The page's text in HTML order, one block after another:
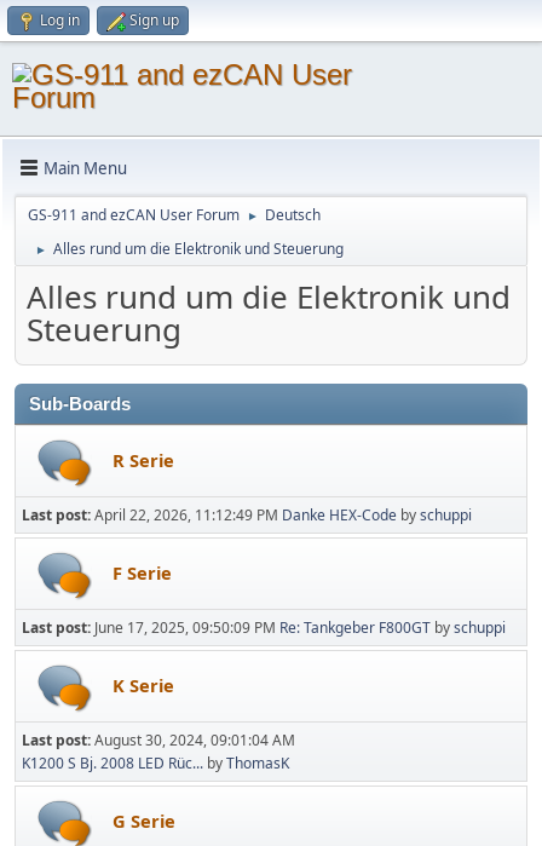
Log in Sign up
Main Menu
GS-911 and ezCAN User Forum ► Deutsch
► Alles rund um die Elektronik und Steuerung
Alles rund um die Elektronik und
Steuerung
Sub-Boards
R Serie
Last post:April 22, 2026, 11:12:49 PM Danke HEX-Code byschuppi
F Serie
Last post: June 17, 2025, 09:50:09 PM Re: Tankgeber F800GT byschuppi
K Serie
Last post:August 30, 2024, 09:01:04 AM
K1200 S Bj. 2008 LED Rüc... byThomasK
G Serie